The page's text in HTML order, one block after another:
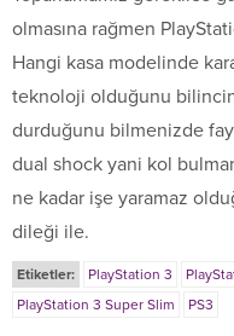
olmasına rağmen
Hangi kasa modelinde
teknoloji olduğunu
durduğunu bilmenizde
dual shock yani kol
ne kadar işe yaramaz
dileği ile.
Etiketler: PlayStation 3
PlayStation 3 Super Slim
PS3